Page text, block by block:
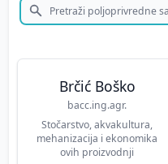
Brčić Boško
bacc.ing.agr.
Stočarstvo, akvakultura,
mehanizacija i ekonomika
ovih proizvodnji